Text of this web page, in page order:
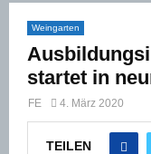
MENU
Weingarten
startet in
FE 4. März 2020
TEILEN